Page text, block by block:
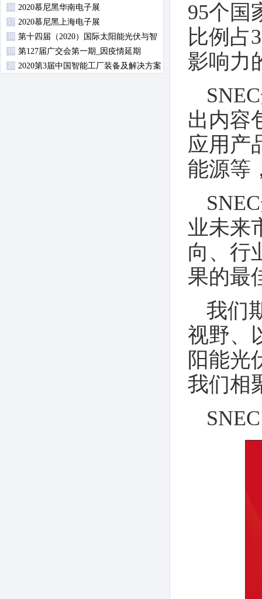
16 2020慕尼黑华南电子展
17 2020慕尼黑上海电子展
18 第十四届（2020）国际太阳能光伏与智
慧能源（上海）展览会暨论坛
19 第127届广交会第一期_因疫情延期
20 2020第3届中国智能工厂装备及解决方案
95个国
比例占
影响力
出内容
应用产
能源等
业未来
向、行
果的最
我们
视野、
阳能光
我们相